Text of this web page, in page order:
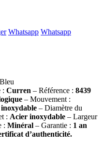
Whatsapp Whatsapp
: Curren – Référence : 8439
– Mouvement :
– Diamètre du
: Acier inoxydable – Largeur
: Minéral – Garantie : 1 an
d’authenticité.